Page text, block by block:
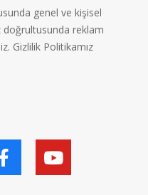
genel ve kişisel
doğrultusunda reklam
Gizlilik Politikamız